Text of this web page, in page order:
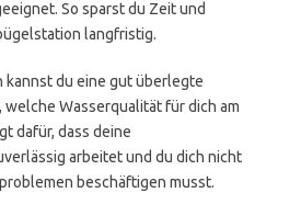
So sparst du Zeit und
langfristig.
kannst du eine gut überlegte
Wasserqualität für dich am
dafür, dass deine
arbeitet und du dich nicht
beschäftigen musst.